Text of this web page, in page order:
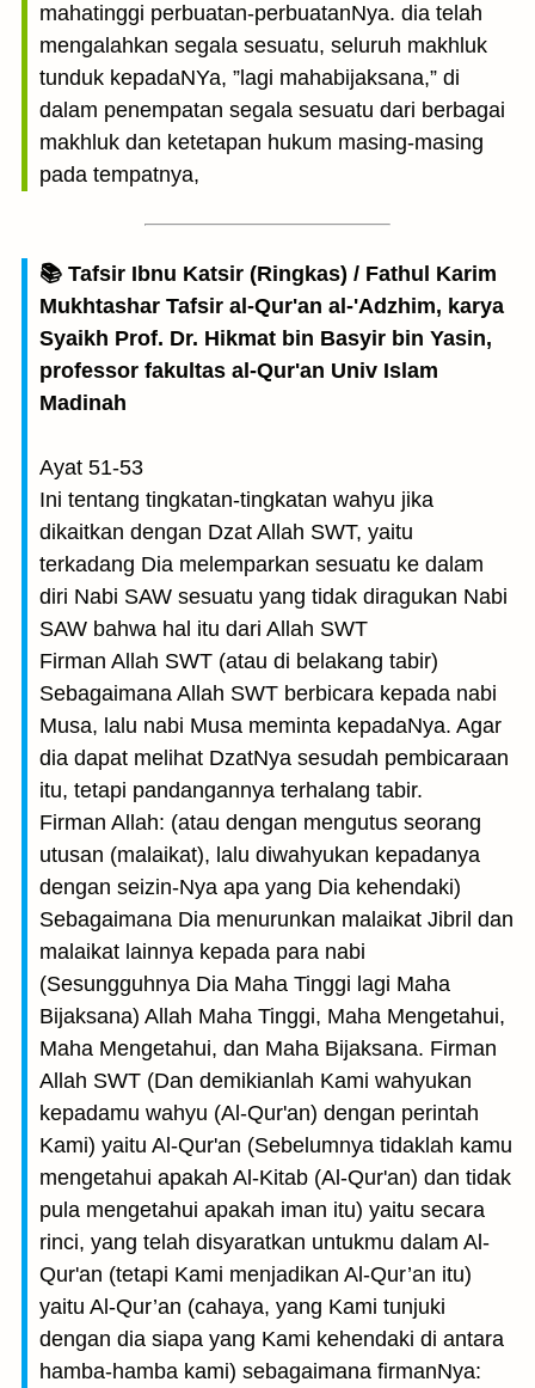
mahatinggi perbuatan-perbuatanNya. dia telah
mengalahkan segala sesuatu, seluruh makhluk
tunduk kepadaNYa, ”lagi mahabijaksana,” di
dalam penempatan segala sesuatu dari berbagai
makhluk dan ketetapan hukum masing-masing
pada tempatnya,
📚 Tafsir Ibnu Katsir (Ringkas) / Fathul Karim
Mukhtashar Tafsir al-Qur'an al-'Adzhim, karya
Syaikh Prof. Dr. Hikmat bin Basyir bin Yasin,
professor fakultas al-Qur'an Univ Islam
Madinah
Ayat 51-53
Ini tentang tingkatan-tingkatan wahyu jika
dikaitkan dengan Dzat Allah SWT, yaitu
terkadang Dia melemparkan sesuatu ke dalam
diri Nabi SAW sesuatu yang tidak diragukan Nabi
SAW bahwa hal itu dari Allah SWT
Firman Allah SWT (atau di belakang tabir)
Sebagaimana Allah SWT berbicara kepada nabi
Musa, lalu nabi Musa meminta kepadaNya. Agar
dia dapat melihat DzatNya sesudah pembicaraan
itu, tetapi pandangannya terhalang tabir.
Firman Allah: (atau dengan mengutus seorang
utusan (malaikat), lalu diwahyukan kepadanya
dengan seizin-Nya apa yang Dia kehendaki)
Sebagaimana Dia menurunkan malaikat Jibril dan
malaikat lainnya kepada para nabi
(Sesungguhnya Dia Maha Tinggi lagi Maha
Bijaksana) Allah Maha Tinggi, Maha Mengetahui,
Maha Mengetahui, dan Maha Bijaksana. Firman
Allah SWT (Dan demikianlah Kami wahyukan
kepadamu wahyu (Al-Qur'an) dengan perintah
Kami) yaitu Al-Qur'an (Sebelumnya tidaklah kamu
mengetahui apakah Al-Kitab (Al-Qur'an) dan tidak
pula mengetahui apakah iman itu) yaitu secara
rinci, yang telah disyaratkan untukmu dalam Al-
Qur'an (tetapi Kami menjadikan Al-Qur’an itu)
yaitu Al-Qur’an (cahaya, yang Kami tunjuki
dengan dia siapa yang Kami kehendaki di antara
hamba-hamba kami) sebagaimana firmanNya: